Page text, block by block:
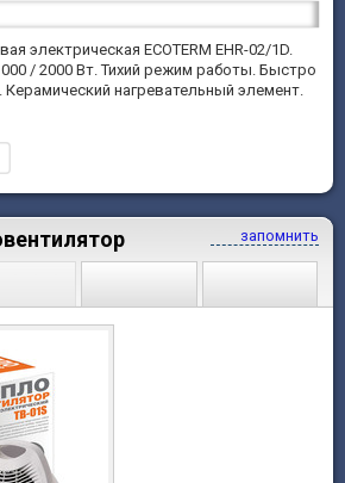
электрическая ECOTERM EHR-02/1D.
/ 2000 Вт. Тихий режим работы. Быстро
нагревательный элемент.
запомнить